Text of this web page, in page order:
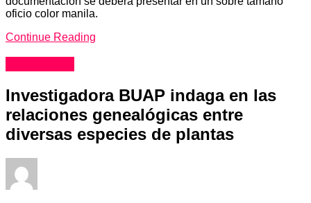
oficio color manila.
Continue Reading
Investigadora BUAP indaga en las
relaciones genealógicas entre
diversas especies de plantas